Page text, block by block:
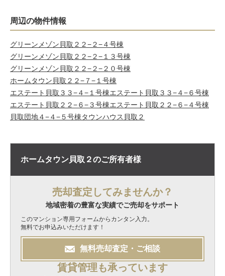
周辺の物件情報
グリーンメゾン貝取２２−２−４号棟
グリーンメゾン貝取２２−２−１３号棟
グリーンメゾン貝取２２−２−２０号棟
ホームタウン貝取２２−７−１号棟
エステート貝取３３−４−１号棟エステート貝取３３−４−６号棟
エステート貝取２２−６−３号棟エステート貝取２２−６−４号棟
貝取団地４−４−５号棟タウンハウス貝取２
ホームタウン貝取２のご所有者様
売却査定してみませんか？
地域密着の豊富な実績でご売却をサポート
このマンション専用フォームからカンタン入力。
無料でお申込みいただけます！
無料売却査定・ご相談
賃貸管理も承っています